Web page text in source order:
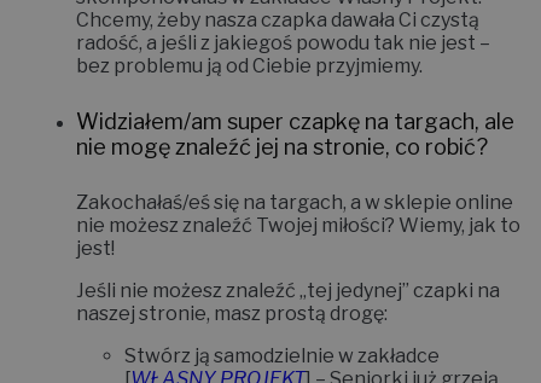
Chcemy, żeby nasza czapka dawała Ci czystą
radość, a jeśli z jakiegoś powodu tak nie jest –
bez problemu ją od Ciebie przyjmiemy.
Widziałem/am super czapkę na targach, ale
nie mogę znaleźć jej na stronie, co robić?
Zakochałaś/eś się na targach, a w sklepie online
nie możesz znaleźć Twojej miłości? Wiemy, jak to
jest!
Jeśli nie możesz znaleźć „tej jedynej” czapki na
naszej stronie, masz prostą drogę:
Stwórz ją samodzielnie w zakładce